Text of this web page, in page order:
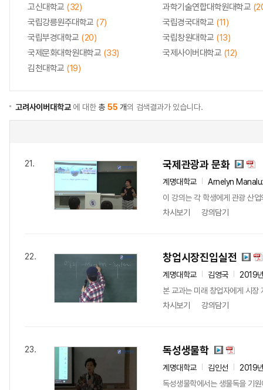
고신대학교 (32) 과학기술연합대학원대학교
국립강릉원주대학교 (7) 국립경국대학교 (11)
국립부경대학교 (20) 국립창원대학교 (13)
국제문화대학원대학교 (33) 국제사이버대학교 (12)
김천대학교 (19)
고려사이버대학교에 대한총 55 개의 검색결과가 있습니다.
21. 국제관광과 문화
계명대학교
Arnelyn
이 강의는 각 학생에게 관광 산
차시보기
강의담기
22. 창업시장진입실전
계명대학교 김영국
2019
본 교과는 미래 창업자에게 시장
차시보기
강의담기
23. 독성생물학
계명대학교 김인선
2019
독성생물학에서는 생물독을 기